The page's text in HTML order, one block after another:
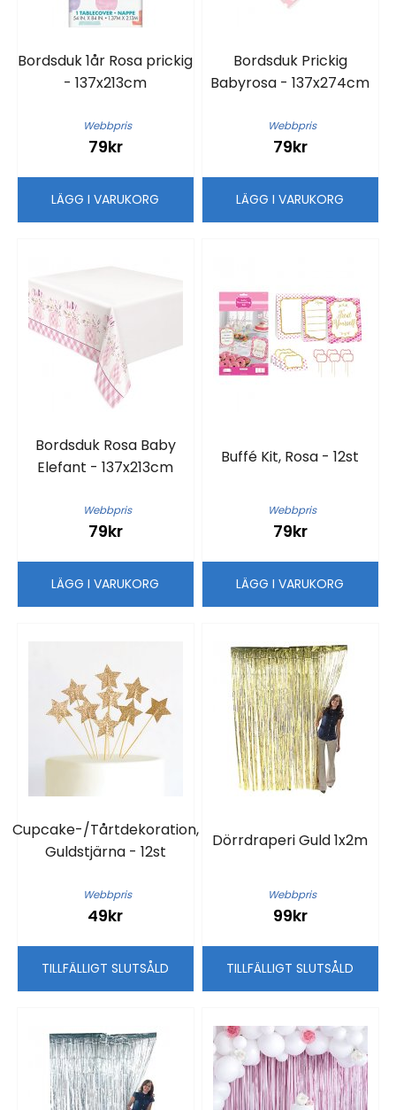
Bordsduk 1år Rosa prickig
- 137x213cm
Webbpris
79kr
LÄGG I VARUKORG
Bordsduk Prickig
Babyrosa - 137x274cm
Webbpris
79kr
LÄGG I VARUKORG
Bordsduk Rosa Baby
Elefant - 137x213cm
Webbpris
79kr
LÄGG I VARUKORG
Buffé Kit, Rosa - 12st
Webbpris
79kr
LÄGG I VARUKORG
Cupcake-/Tårtdekoration,
Guldstjärna - 12st
Webbpris
49kr
TILLFÄLLIGT SLUTSÅLD
Dörrdraperi Guld 1x2m
Webbpris
99kr
TILLFÄLLIGT SLUTSÅLD